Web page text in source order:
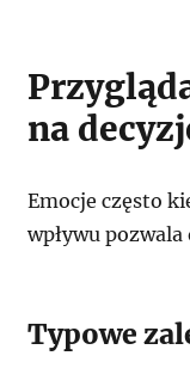
na
Emocje często
wpływu
Typowe